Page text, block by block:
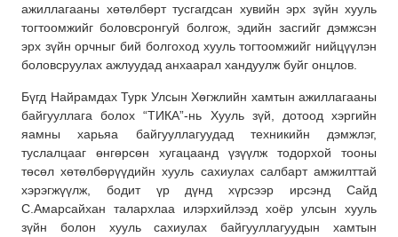
ажиллагааны хөтөлбөрт тусгагдсан хувийн эрх зүйн хууль
тогтоомжийг боловсронгуй болгож, эдийн засгийг дэмжсэн
эрх зүйн орчныг бий болгоход хууль тогтоомжийг нийцүүлэн
боловсруулах ажлуудад анхаарал хандуулж буйг онцлов.
Бүгд Найрамдах Турк Улсын Хөгжлийн хамтын ажиллагааны
байгууллага болох “ТИКА”-нь Хууль зүй, дотоод хэргийн
яамны харьяа байгууллагуудад техникийн дэмжлэг,
туслалцааг өнгөрсөн хугацаанд үзүүлж тодорхой тооны
төсөл хөтөлбөрүүдийн хууль сахиулах салбарт амжилттай
хэрэгжүүлж, бодит үр дүнд хүрсээр ирсэнд Сайд
С.Амарсайхан талархлаа илэрхийлээд хоёр улсын хууль
зүйн болон хууль сахиулах байгууллагуудын хамтын